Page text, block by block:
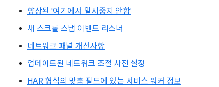
향상된 '여기에서 일시중지 안함'
새 스크롤 스냅 이벤트 리스너
네트워크 패널 개선사항
업데이트된 네트워크 조절 사전 설정
HAR 형식의 맞춤 필드에 있는 서비스 워커 정보